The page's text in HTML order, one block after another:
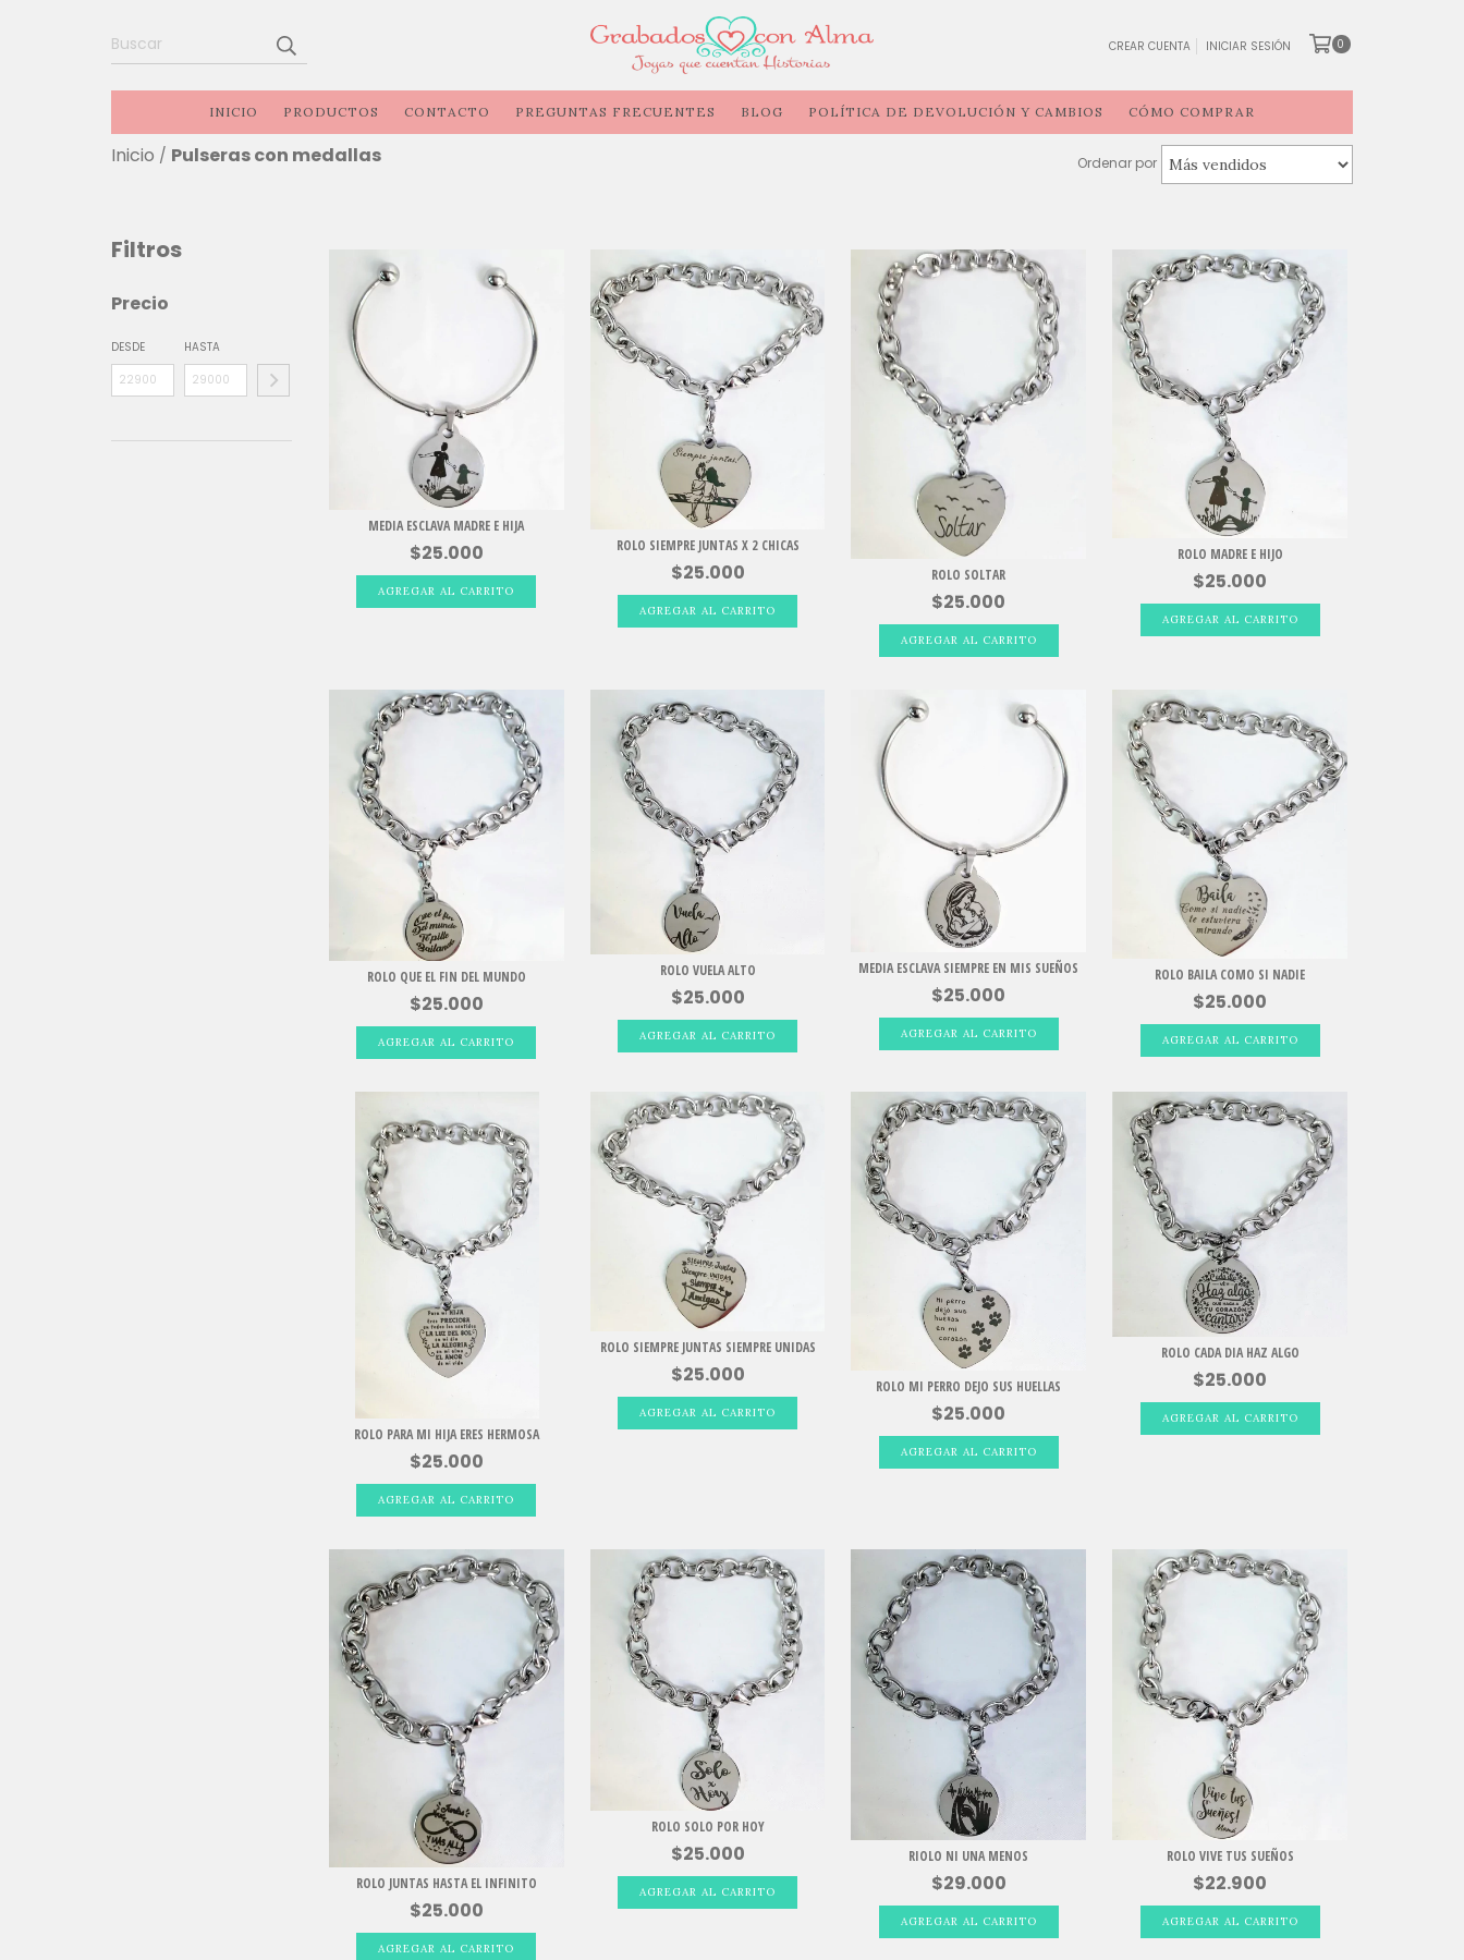
CREAR CUENTA INICIAR SESIÓN 0
INICIO PRODUCTOS CONTACTO PREGUNTAS FRECUENTES BLOG POLÍTICA DE DEVOLUCIÓN Y CAMBIOS CÓMO COMPRAR
Inicio / Pulseras con medallas Ordenar por
Filtros
Precio
DESDE HASTA
MEDIA ESCLAVA MADRE E HIJA
$25.000 ROLO SIEMPRE JUNTAS X 2 CHICAS
$25.000 ROLO SOLTAR
$25.000
ROLO MADRE E HIJO
$25.000
ROLO QUE EL FIN DEL MUNDO
$25.000
ROLO VUELA ALTO
$25.000
MEDIA ESCLAVA SIEMPRE EN MIS SUEÑOS
$25.000
ROLO BAILA COMO SI NADIE
$25.000
ROLO PARA MI HIJA ERES HERMOSA
$25.000
ROLO SIEMPRE JUNTAS SIEMPRE UNIDAS
$25.000
ROLO MI PERRO DEJO SUS HUELLAS
$25.000
ROLO CADA DIA HAZ ALGO
$25.000
ROLO JUNTAS HASTA EL INFINITO
$25.000
ROLO SOLO POR HOY
$25.000 RIOLO NI UNA MENOS
$29.000
ROLO VIVE TUS SUEÑOS
$22.900